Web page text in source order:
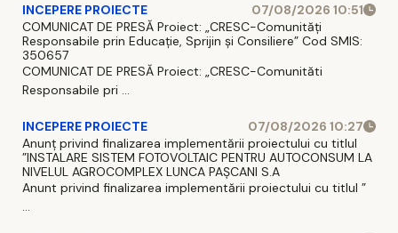
INCEPERE PROIECTE
07/08/2026 10:51
COMUNICAT DE PRESĂ Proiect: „CRESC-Comunități
Responsabile prin Educație, Sprijin și Consiliere” Cod SMIS:
350657
COMUNICAT DE PRESĂ Proiect: „CRESC-Comunităti
Responsabile pri ...
INCEPERE PROIECTE
07/08/2026 10:27
Anunț privind finalizarea implementării proiectului cu titlul
”INSTALARE SISTEM FOTOVOLTAIC PENTRU AUTOCONSUM LA
NIVELUL AGROCOMPLEX LUNCA PAȘCANI S.A
Anunt privind finalizarea implementării proiectului cu titlul ”
...